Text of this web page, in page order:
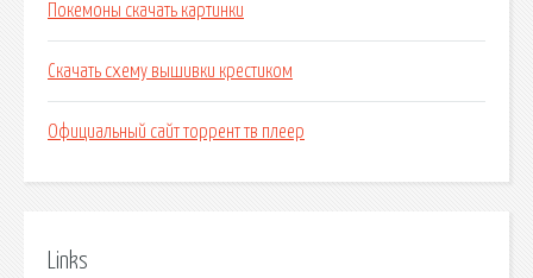
Покемоны скачать картинки
Скачать схему вышивки крестиком
Официальный сайт торрент тв плеер
Links